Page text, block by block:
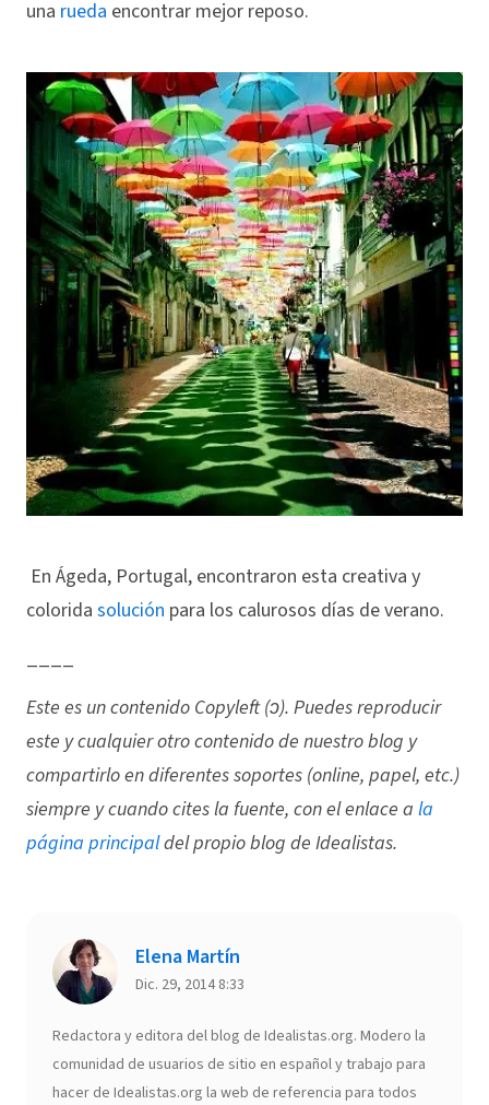
una rueda encontrar mejor reposo.
En Ágeda, Portugal, encontraron esta creativa y
colorida solución para los calurosos días de verano.
____
Este es un contenido Copyleft (ↄ). Puedes reproducir
este y cualquier otro contenido de nuestro blog y
compartirlo en diferentes soportes (online, papel, etc.)
siempre y cuando cites la fuente, con el enlace a la
página principaldel propio blog de Idealistas.
Elena Martín
Dic. 29, 2014 8:33
Redactora y editora del blog de Idealistas.org. Modero la
comunidad de usuarios de sitio en español y trabajo para
hacer de Idealistas.org la web de referencia para todos